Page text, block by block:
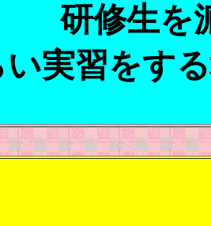
研修生を
実習をす